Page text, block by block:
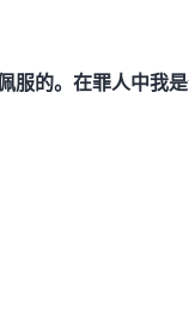
服的。在罪人中我